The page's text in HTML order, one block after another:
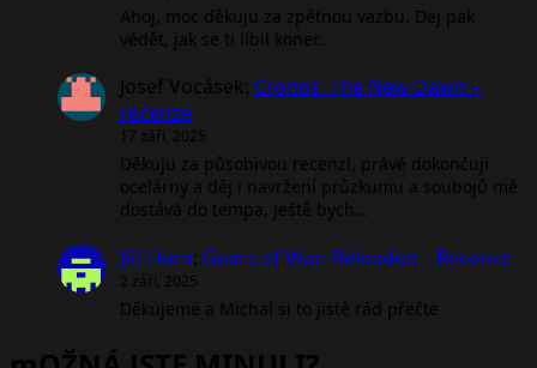
Ahoj, moc děkuju za zpětnou vazbu. Dej pak
vědět, jak se ti líbil konec.
Josef Vocásek: Cronos: The New Dawn –
recenze
17 září, 2025
Děkuju za působivou recenzí, právě dokončuji
ocelárny a děj i navržení průzkumu a soubojů mě
dostává do tempa, ještě bych…
Jiří Hora: Gears of War: Reloaded – Recenze
2 září, 2025
Děkujeme a Michal si to jistě rád přečte